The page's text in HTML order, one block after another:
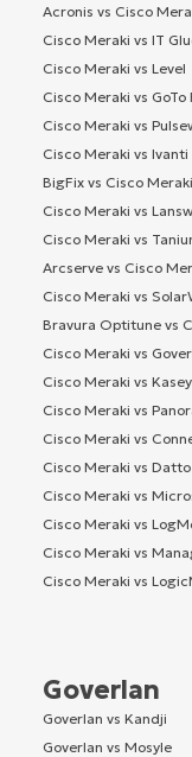
Acronis vs Cisco
Cisco Meraki vs IT
Cisco Meraki vs Level
Cisco Meraki vs GoTo
Cisco Meraki vs
Cisco Meraki vs Ivanti
BigFix vs Cisco Meraki
Cisco Meraki vs
Cisco Meraki vs
Arcserve vs Cisco
Cisco Meraki vs
Bravura Optitune vs
Cisco Meraki vs
Cisco Meraki vs
Cisco Meraki vs
Cisco Meraki vs
Cisco Meraki vs Datto
Cisco Meraki vs
Cisco Meraki vs
Cisco Meraki vs
Cisco Meraki vs
Goverlan
Goverlan vs Kandji
Goverlan vs Mosyle